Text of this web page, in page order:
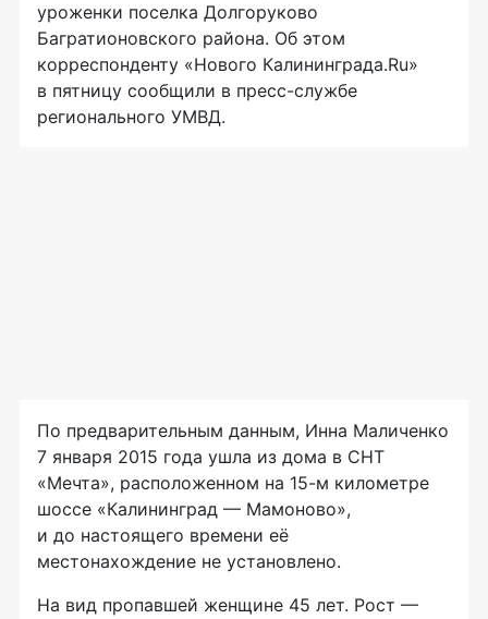
уроженки поселка Долгоруково
Багратионовского района. Об этом
корреспонденту «Нового Калининграда.Ru»
в пятницу сообщили в пресс-службе
регионального УМВД.
По предварительным данным, Инна Маличенко
7 января 2015 года ушла из дома в СНТ
«Мечта», расположенном на 15-м километре
шоссе «Калининград — Мамоново»,
и до настоящего времени её
местонахождение не установлено.
На вид пропавшей женщине 45 лет. Рост —